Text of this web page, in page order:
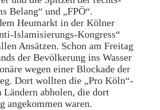
Belang“ und „FPÖ“.
Heumarkt in der Kölner
Islamisierungs-Kongress“
Ansätzen. Schon am Freitag
der Bevölkerung ins Wasser
wegen einer Blockade der
Dort wollten die „Pro Köln“-
abholen, die dort
angekommen waren.